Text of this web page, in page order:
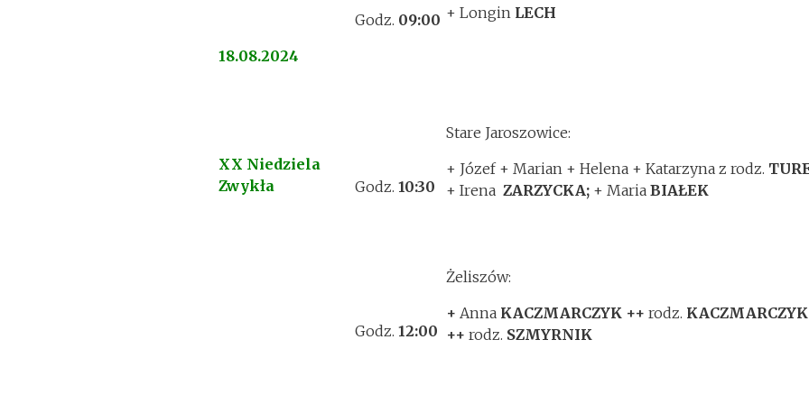
18.08.2024
XX Niedziela
Zwykła
Godz. 09:00 + Longin LECH
Godz.10:30
Stare Jaroszowice:
+ Józef + Marian + Helena + Katarzyna z rodz.
+ Irena ZARZYCKA; + Maria BIAŁEK
Godz.12:00
Żeliszów:
+Anna KACZMARCZYK ++rodz. KACZMARCZYK
++rodz. SZMYRNIK